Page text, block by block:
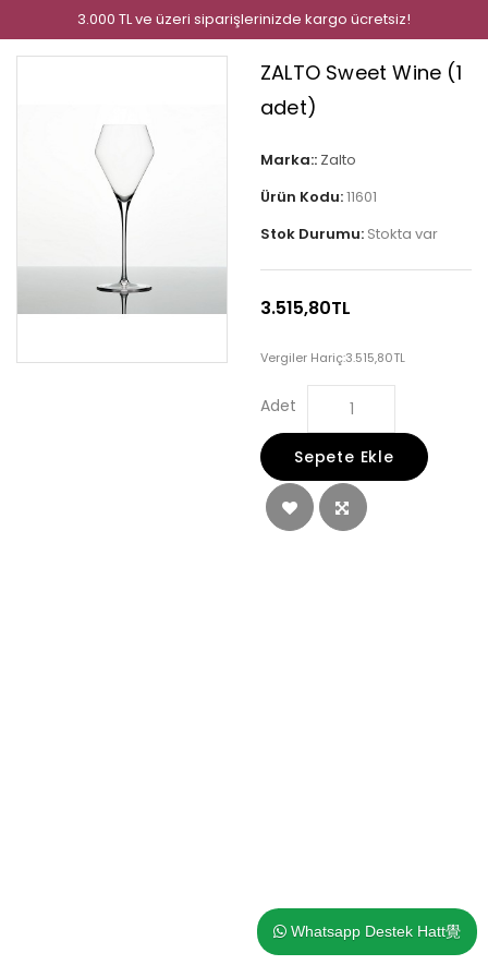
3.000 TL ve üzeri siparişlerinizde kargo ücretsiz!
Whatsapp Destek Hatt覺
ZALTO Sweet Wine (1
adet)
Marka:: Zalto
Ürün Kodu:11601
Stok Durumu: Stokta var
3.515,80TL
Vergiler Hariç:3.515,80TL
Adet
Sepete Ekle